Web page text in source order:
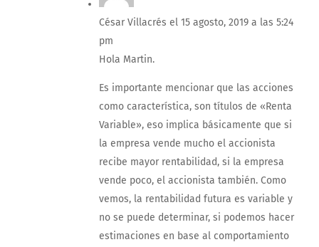
César Villacrés el 15 agosto, 2019 a las 5:24
pm
Hola Martin.
Es importante mencionar que las acciones
como característica, son títulos de «Renta
Variable», eso implica básicamente que si
la empresa vende mucho el accionista
recibe mayor rentabilidad, si la empresa
vende poco, el accionista también. Como
vemos, la rentabilidad futura es variable y
no se puede determinar, si podemos hacer
estimaciones en base al comportamiento